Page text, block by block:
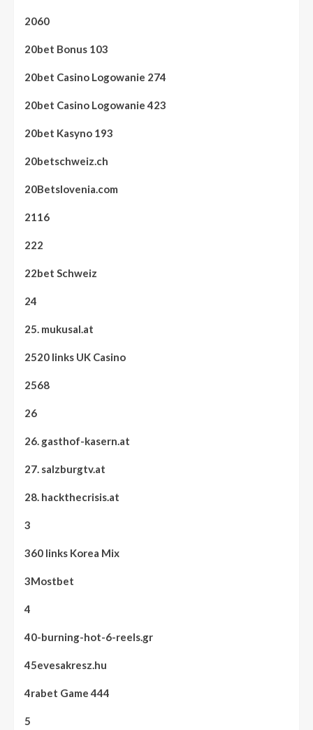
2060
20bet Bonus 103
20bet Casino Logowanie 274
20bet Casino Logowanie 423
20bet Kasyno 193
20betschweiz.ch
20Betslovenia.com
2116
222
22bet Schweiz
24
25. mukusal.at
2520 links UK Casino
2568
26
26. gasthof-kasern.at
27. salzburgtv.at
28. hackthecrisis.at
3
360 links Korea Mix
3Mostbet
4
40-burning-hot-6-reels.gr
45evesakresz.hu
4rabet Game 444
5